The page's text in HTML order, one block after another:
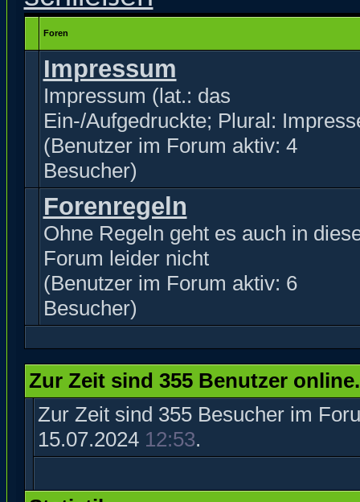
Foren
Impressum
Impressum (lat.: das
Ein-/Aufgedruckte; Plural:
(Benutzer im Forum aktiv: 4
Besucher)
Forenregeln
Ohne Regeln geht es auch in
Forum leider nicht
(Benutzer im Forum aktiv: 6
Besucher)
Zur Zeit sind 355 Benutzer online.
Zur Zeit sind 355 Besucher im
15.07.2024 12:53.